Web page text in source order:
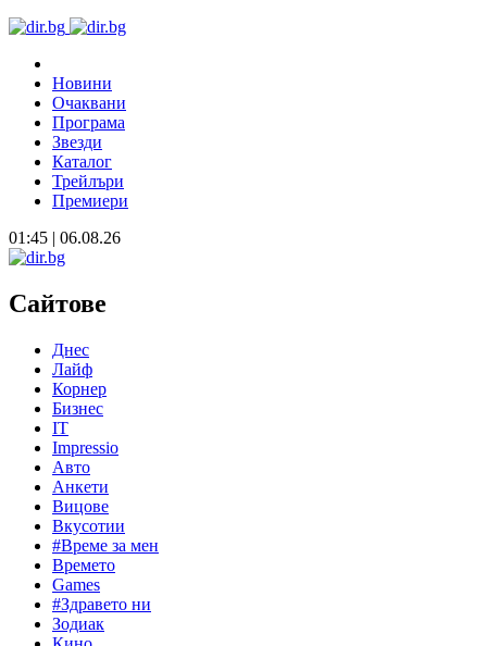
Новини
Очаквани
Програма
Звезди
Каталог
Трейлъри
Премиери
01:45 | 06.08.26
Сайтове
Днес
Лайф
Корнер
Бизнес
IT
Impressio
Авто
Анкети
Вицове
Вкусотии
#Време за мен
Времето
Games
#Здравето ни
Зодиак